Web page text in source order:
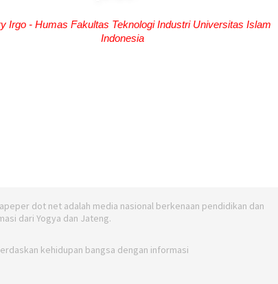
Irgo - Humas Fakultas Teknologi Industri Universitas Islam
Indonesia
dot net adalah media nasional berkenaan pendidikan dan
dari Yogya dan Jateng.
kehidupan bangsa dengan informasi